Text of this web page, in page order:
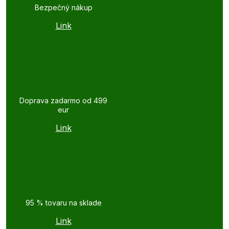
Bezpečný nákup
Link
Doprava zadarmo od 499
eur
Link
95 % tovaru na sklade
Link